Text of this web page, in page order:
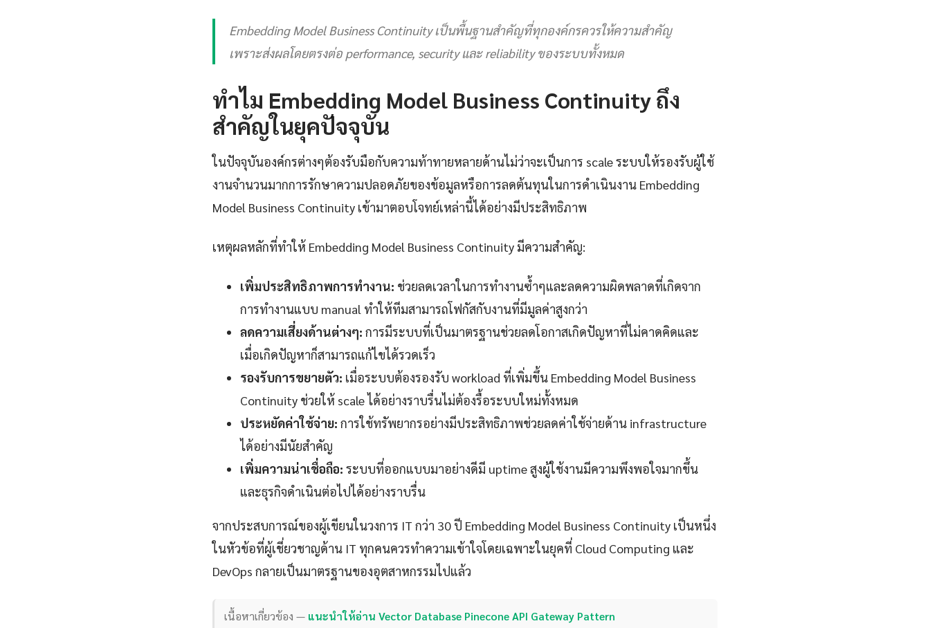
Embedding Model Business Continuity เป็นพื้นฐานสำคัญที่ทุกองค์กรควรให้ความสำคัญ
เพราะส่งผลโดยตรงต่อ performance, security และ reliability ของระบบทั้งหมด
ทำไม Embedding Model Business Continuity ถึง
สำคัญในยุคปัจจุบัน
ในปัจจุบันองค์กรต่างๆต้องรับมือกับความท้าทายหลายด้านไม่ว่าจะเป็นการ scale ระบบให้รองรับผู้ใช้
งานจำนวนมากการรักษาความปลอดภัยของข้อมูลหรือการลดต้นทุนในการดำเนินงาน Embedding
Model Business Continuity เข้ามาตอบโจทย์เหล่านี้ได้อย่างมีประสิทธิภาพ
เหตุผลหลักที่ทำให้ Embedding Model Business Continuity มีความสำคัญ:
เพิ่มประสิทธิภาพการทำงาน: ช่วยลดเวลาในการทำงานซ้ำๆและลดความผิดพลาดที่เกิดจาก
การทำงานแบบ manual ทำให้ทีมสามารถโฟกัสกับงานที่มีมูลค่าสูงกว่า
ลดความเสี่ยงด้านต่างๆ: การมีระบบที่เป็นมาตรฐานช่วยลดโอกาสเกิดปัญหาที่ไม่คาดคิดและ
เมื่อเกิดปัญหาก็สามารถแก้ไขได้รวดเร็ว
รองรับการขยายตัว: เมื่อระบบต้องรองรับ workload ที่เพิ่มขึ้น Embedding Model Business
Continuity ช่วยให้ scale ได้อย่างราบรื่นไม่ต้องรื้อระบบใหม่ทั้งหมด
ประหยัดค่าใช้จ่าย: การใช้ทรัพยากรอย่างมีประสิทธิภาพช่วยลดค่าใช้จ่ายด้าน infrastructure
ได้อย่างมีนัยสำคัญ
เพิ่มความน่าเชื่อถือ: ระบบที่ออกแบบมาอย่างดีมี uptime สูงผู้ใช้งานมีความพึงพอใจมากขึ้น
และธุรกิจดำเนินต่อไปได้อย่างราบรื่น
จากประสบการณ์ของผู้เขียนในวงการ IT กว่า 30 ปี Embedding Model Business Continuity เป็นหนึ่ง
ในหัวข้อที่ผู้เชี่ยวชาญด้าน IT ทุกคนควรทำความเข้าใจโดยเฉพาะในยุคที่ Cloud Computing และ
DevOps กลายเป็นมาตรฐานของอุตสาหกรรมไปแล้ว
เนื้อหาเกี่ยวข้อง — แนะนำให้อ่าน Vector Database Pinecone API Gateway Pattern